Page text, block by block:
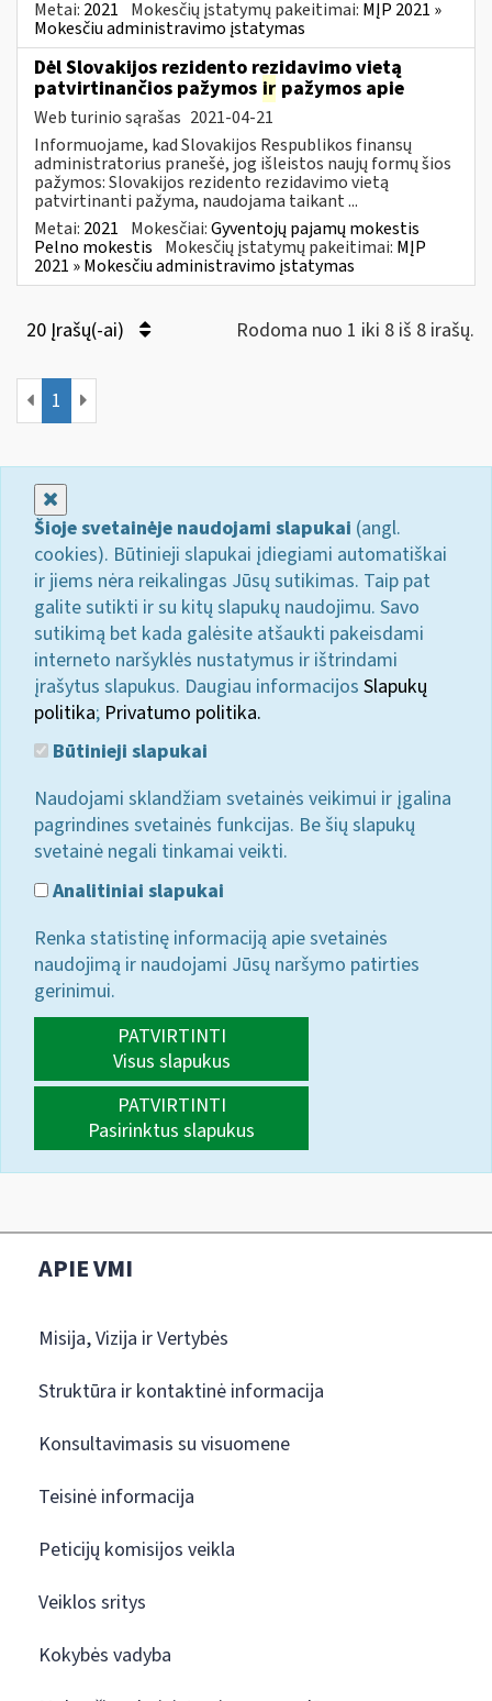
Metai: 2021 Mokesčių įstatymų pakeitimai: MĮP 2021 »
Mokesčiu administravimo įstatymas
Dėl Slovakijos rezidento rezidavimo vietą
patvirtinančios pažymos ir pažymos apie
Web turinio sąrašas 2021-04-21
Informuojame, kad Slovakijos Respublikos finansų
administratorius pranešė, jog išleistos naujų formų šios
pažymos: Slovakijos rezidento rezidavimo vietą
patvirtinanti pažyma, naudojama taikant ...
Metai: 2021 Mokesčiai:Gyventojų pajamų mokestis
Pelno mokestis Mokesčių įstatymų pakeitimai: MĮP
2021 » Mokesčiu administravimo įstatymas
20 Įrašų(-ai) Rodoma nuo 1 iki 8 iš 8 irašų.
1
Šioje svetainėje naudojami slapukai (angl.
cookies). Būtinieji slapukai įdiegiami automatiškai
ir jiems nėra reikalingas Jūsų sutikimas. Taip pat
galite sutikti ir su kitų slapukų naudojimu. Savo
sutikimą bet kada galėsite atšaukti pakeisdami
interneto naršyklės nustatymus ir ištrindami
įrašytus slapukus. Daugiau informacijos Slapukų
politika; Privatumo politika.
Būtinieji slapukai
Naudojami sklandžiam svetainės veikimui ir įgalina
pagrindines svetainės funkcijas. Be šių slapukų
svetainė negali tinkamai veikti.
Analitiniai slapukai
Renka statistinę informaciją apie svetainės
naudojimą ir naudojami Jūsų naršymo patirties
gerinimui.
PATVIRTINTI
Visus slapukus
PATVIRTINTI
Pasirinktus slapukus
APIE VMI
Misija, Vizija ir Vertybės
Struktūra ir kontaktinė informacija
Konsultavimasis su visuomene
Teisinė informacija
Peticijų komisijos veikla
Veiklos sritys
Kokybės vadyba